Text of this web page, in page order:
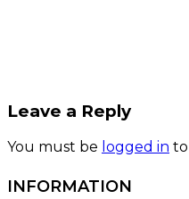
Leave a Reply
You must be logged in
INFORMATION